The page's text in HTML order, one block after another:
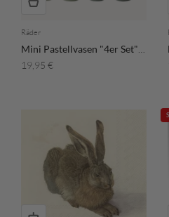
Räder
Angebot
19,95 €